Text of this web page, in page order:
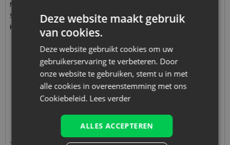
Maat: 22x30 cm
Stof: Jute
Kleur:
Stof: Satijn
Deze website maakt gebruik
van cookies.
Deze website gebruikt cookies om uw
gebruikerservaring te verbeteren. Door
onze website te gebruiken, stemt u in met
alle cookies in overeenstemming met ons
Cookiebeleid. Lees verder
ALLES ACCEPTEREN